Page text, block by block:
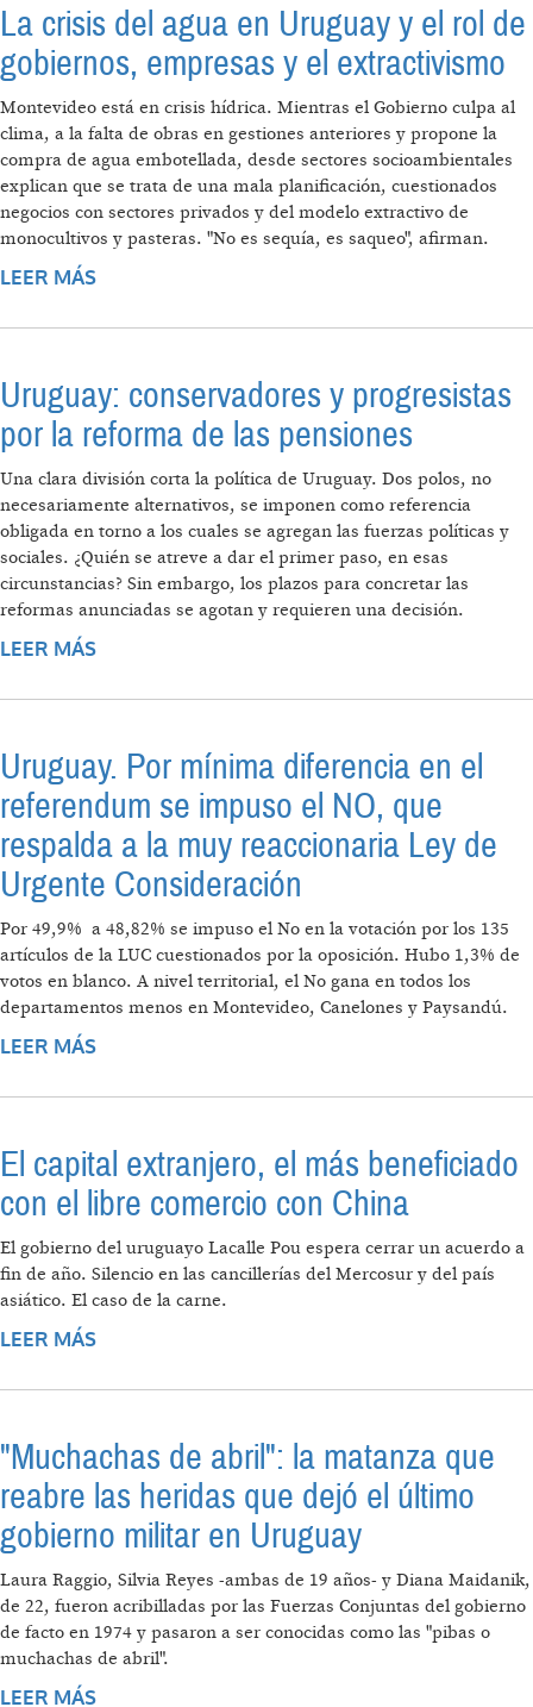
La crisis del agua en Uruguay y el rol de
gobiernos, empresas y el extractivismo
Montevideo está en crisis hídrica. Mientras el Gobierno culpa al
clima, a la falta de obras en gestiones anteriores y propone la
compra de agua embotellada, desde sectores socioambientales
explican que se trata de una mala planificación, cuestionados
negocios con sectores privados y del modelo extractivo de
monocultivos y pasteras. "No es sequía, es saqueo", afirman.
LEER MÁS
EXTRACTIVISMO
Uruguay: conservadores y progresistas
por la reforma de las pensiones
Una clara división corta la política de Uruguay. Dos polos, no
necesariamente alternativos, se imponen como referencia
obligada en torno a los cuales se agregan las fuerzas políticas y
sociales. ¿Quién se atreve a dar el primer paso, en esas
circunstancias? Sin embargo, los plazos para concretar las
reformas anunciadas se agotan y requieren una decisión.
LEER MÁS
PENSIONES
Uruguay. Por mínima diferencia en el
referendum se impuso el NO, que
respalda a la muy reaccionaria Ley de
Urgente Consideración
Por 49,9% a 48,82% se impuso el No en la votación por los 135
artículos de la LUC cuestionados por la oposición. Hubo 1,3% de
votos en blanco. A nivel territorial, el No gana en todos los
departamentos menos en Montevideo, Canelones y Paysandú.
LEER MÁS
RESPALDA A LA MUY REACCIONARIA LEY DE
El capital extranjero, el más beneficiado
con el libre comercio con China
El gobierno del uruguayo Lacalle Pou espera cerrar un acuerdo a
fin de año. Silencio en las cancillerías del Mercosur y del país
asiático. El caso de la carne.
LEER MÁS
CHINA
"Muchachas de abril": la matanza que
reabre las heridas que dejó el último
gobierno militar en Uruguay
Laura Raggio, Silvia Reyes -ambas de 19 años- y Diana Maidanik,
de 22, fueron acribilladas por las Fuerzas Conjuntas del gobierno
de facto en 1974 y pasaron a ser conocidas como las "pibas o
muchachas de abril".
LEER MÁS